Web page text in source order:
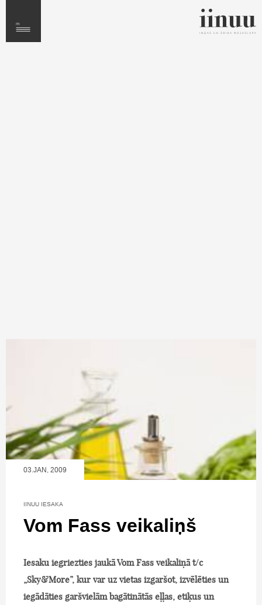
03.JAN, 2009
IINUU IESAKA
Vom Fass veikaliņš
Iesaku iegriezties jaukāVom Fass veikaliņā t/c
„Sky&More”, kur var uz vietas izgaršot, izvēlēties un
iegādāties garšvielām bagātinātās eļļas, etiķus un